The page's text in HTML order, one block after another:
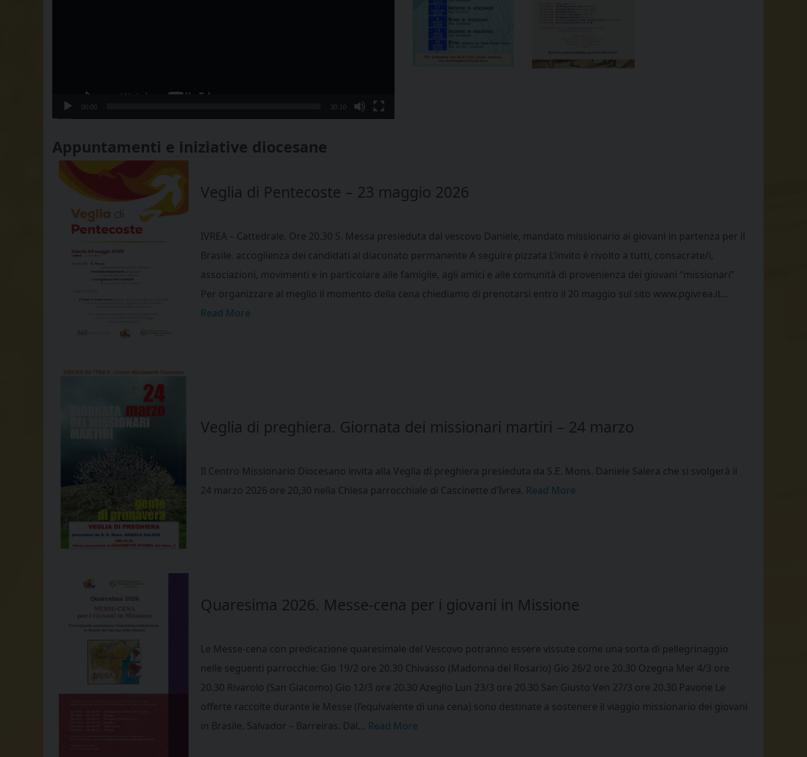
00:00 30:10
Appuntamenti e iniziative diocesane
Veglia di Pentecoste – 23 maggio 2026
IVREA – Cattedrale. Ore 20.30 S. Messa presieduta dal vescovo Daniele, mandato missionario ai giovani in partenza per il
Brasile. accoglienza dei candidati al diaconato permanente A seguire pizzata L’invito è rivolto a tutti, consacrate/i,
associazioni, movimenti e in particolare alle famiglie, agli amici e alle comunità di provenienza dei giovani “missionari”
Per organizzare al meglio il momento della cena chiediamo di prenotarsi entro il 20 maggio sul sito www.pgivrea.it…
Read More
Veglia di preghiera. Giornata dei missionari martiri – 24 marzo
Il Centro Missionario Diocesano invita alla Veglia di preghiera presieduta da S.E. Mons. Daniele Salera che si svolgerà il
24 marzo 2026 ore 20,30 nella Chiesa parrocchiale di Cascinette d’Ivrea. Read More
Quaresima 2026. Messe-cena per i giovani in Missione
Le Messe-cena con predicazione quaresimale del Vescovo potranno essere vissute come una sorta di pellegrinaggio
nelle seguenti parrocchie: Gio 19/2 ore 20.30 Chivasso (Madonna del Rosario) Gio 26/2 ore 20.30 Ozegna Mer 4/3 ore
20.30 Rivarolo (San Giacomo) Gio 12/3 ore 20.30 Azeglio Lun 23/3 ore 20.30 San Giusto Ven 27/3 ore 20.30 Pavone Le
offerte raccolte durante le Messe (l’equivalente di una cena) sono destinate a sostenere il viaggio missionario dei giovani
in Brasile. Salvador – Barreiras. Dal… Read More